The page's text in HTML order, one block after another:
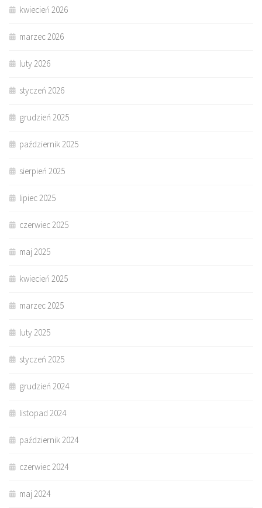
kwiecień 2026
marzec 2026
luty 2026
styczeń 2026
grudzień 2025
październik 2025
sierpień 2025
lipiec 2025
czerwiec 2025
maj 2025
kwiecień 2025
marzec 2025
luty 2025
styczeń 2025
grudzień 2024
listopad 2024
październik 2024
czerwiec 2024
maj 2024